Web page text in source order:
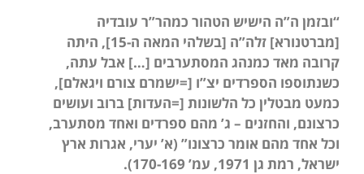
“ובזמן ה”ה הישיש הטהור כמהר”ר עובדיה
[מברטנורא] זלה”ה [בשלהי המאה ה-15], היתה
קרובה מאד כמנהג המסתערבים […] אבל עתה,
כשנתוספו הספרדים יצ”ו [=ישמרם צורם ויגאלם],
כמעט מבטלין כל הלשונות [=העדות] ברוב ועושים
כרצונם, והחזנים – ג’ מהם ספרדים ואחד מסתערב,
וכל אחד מהם אומר כרצונו” (א’ יערי, אגרות ארץ
ישראל, רמת גן 1971, עמ’ 170-169).